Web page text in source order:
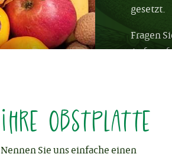
gesetzt.
Fragen
Ihre Obstplatte
Nennen Sie uns einfache einen